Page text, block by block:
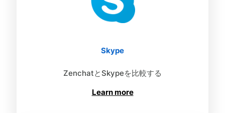
Skype
ZenchatとSkypeを比較する
Learn more